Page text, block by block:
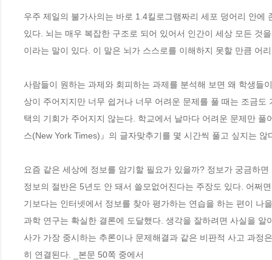
우주 제일의 불가사의는 바로 1.4킬로그램짜리 세포 덩어리 안
있다. 뇌는 매우 복잡한 구조로 되어 있어서 인간이 세상 모든 것
이라는 말이 있다. 이 말은 뇌가 스스로를 이해하지 못할 만큼 어
사람들이 원하는 과제와 회피하는 과제를 분석해 보면 왜 학생들
상이 주어지지만 너무 쉽거나 너무 어려운 문제를 풀 때는 조금
택의 기회가 주어지지 않는다. 학교에서 날마다 어려운 문제만
스(New York Times)』의 글자맞추기를 몇 시간씩 풀고 싶지는 않
요즘 같은 세상에 정보를 암기할 필요가 있을까? 정보가 궁금하
정보의 절반은 5년도 안 돼서 쓸모없어진다는 주장도 있다. 어쩌
기보다는 인터넷에서 정보를 찾아 평가하는 연습을 하는 편이
과학 연구는 확실한 결론에 도달했다. 생각을 잘하려면 사실을
사가 가장 중시하는 추론이나 문제해결과 같은 비판적 사고 과정
히 연결된다. _본문 50쪽 중에서